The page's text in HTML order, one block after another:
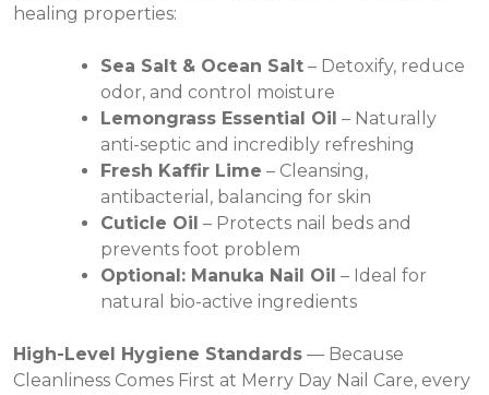
healing properties:
Sea Salt & Ocean Salt – Detoxify, reduce
odor, and control moisture
Lemongrass Essential Oil – Naturally
anti-septic and incredibly refreshing
Fresh Kaffir Lime – Cleansing,
antibacterial, balancing for skin
Cuticle Oil – Protects nail beds and
prevents foot problem
Optional: Manuka Nail Oil – Ideal for
natural bio-active ingredients
High-Level Hygiene Standards — Because
Cleanliness Comes First at Merry Day Nail Care, every